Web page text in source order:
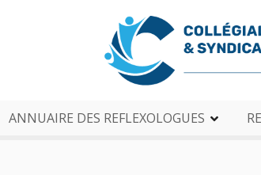
ANNUAIRE DES REFLEXOLOGUES